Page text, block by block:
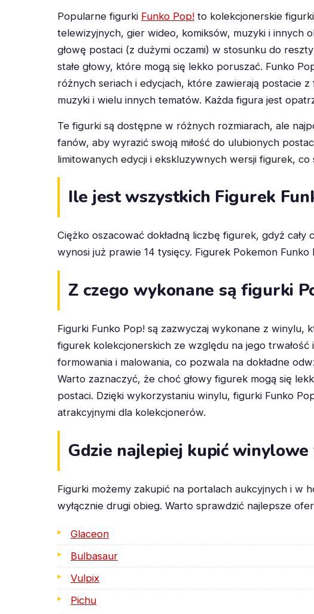
Popularne figurki Funko Pop! to kolekcjonerskie
telewizyjnych, gier wideo, komiksów, muzyki i
głowę postaci (z dużymi oczami) w stosunku do
stałe głowy, które mogą się lekko poruszać. Funko
różnych seriach i edycjach, które zawierają postacie
muzyki i wielu innych tematów. Każda figura jest
Te figurki są dostępne w różnych rozmiarach, ale
fanów, aby wyrazić swoją miłość do ulubionych
limitowanych edycji i ekskluzywnych wersji figurek,
Ile jest wszystkich Figurek
Ciężko oszacować dokładną liczbę figurek, gdyż
wynosi już prawie 14 tysięcy. Figurek Pokemon
Z czego wykonane są figurki
Figurki Funko Pop! są zazwyczaj wykonane z winylu,
figurek kolekcjonerskich ze względu na jego
formowania i malowania, co pozwala na dokładne
Warto zaznaczyć, że choć głowy figurek mogą się
postaci. Dzięki wykorzystaniu winylu, figurki Funko
atrakcyjnymi dla kolekcjonerów.
Gdzie najlepiej kupić
Figurki możemy zakupić na portalach aukcyjnych i w
wyłącznie drugi obieg. Warto sprawdzić najlepsze
Glaceon
Bulbasaur
Vulpix
Pichu